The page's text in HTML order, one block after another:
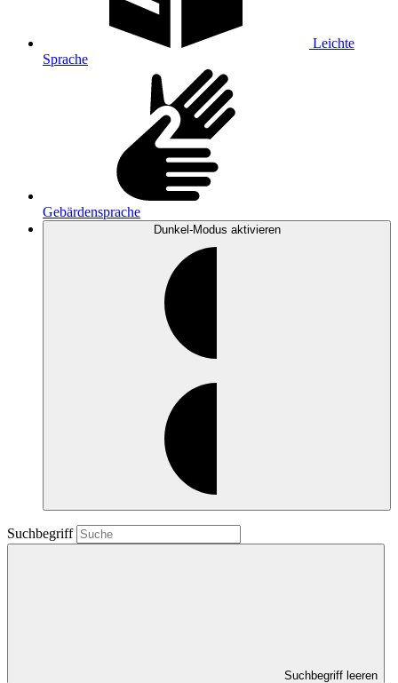
Leichte
Sprache
Gebärdensprache
Dunkel-Modus aktivieren
Suchbegriff
Suchbegriff leeren